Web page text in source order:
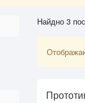
Найдно 3